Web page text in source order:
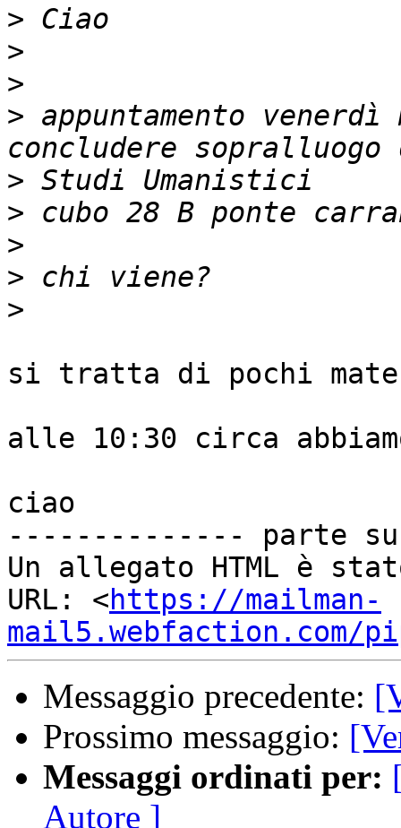
>
>
>
> appuntamento
>
>
>
>
>
si tratta di pochi
alle 10:30 circa
ciao
-------------- parte
Un allegato HTML è
URL: <https://mailman-
mail5.webfaction.com/
Messaggio precedente:
Prossimo messaggio:
Messaggi ordinati per:
Autore ]